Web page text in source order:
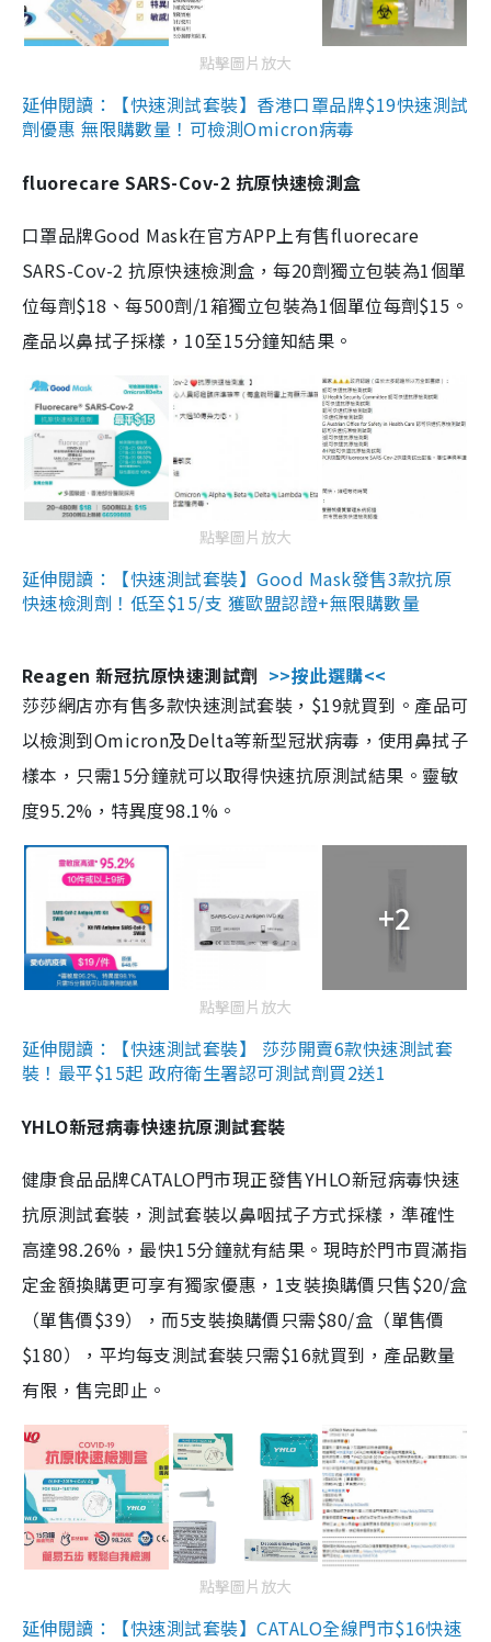
點擊圖片放大
延伸閱讀：【快速測試套裝】香港口罩品牌$19快速測試
劑優惠 無限購數量！可檢測Omicron病毒
fluorecare SARS-Cov-2 抗原快速檢測盒
口罩品牌Good Mask在官方APP上有售fluorecare
SARS-Cov-2 抗原快速檢測盒，每20劑獨立包裝為1個單
位每劑$18、每500劑/1箱獨立包裝為1個單位每劑$15。
產品以鼻拭子採樣，10至15分鐘知結果。
點擊圖片放大
延伸閱讀：【快速測試套裝】Good Mask發售3款抗原
快速檢測劑！低至$15/支 獲歐盟認證+無限購數量
Reagen 新冠抗原快速測試劑 >>按此選購<<
莎莎網店亦有售多款快速測試套裝，$19就買到。產品可
以檢測到Omicron及Delta等新型冠狀病毒，使用鼻拭子
樣本，只需15分鐘就可以取得快速抗原測試結果。靈敏
度95.2%，特異度98.1%。
+2
點擊圖片放大
延伸閱讀：【快速測試套裝】 莎莎開賣6款快速測試套
裝！最平$15起 政府衛生署認可測試劑買2送1
YHLO新冠病毒快速抗原測試套裝
健康食品品牌CATALO門市現正發售YHLO新冠病毒快速
抗原測試套裝，測試套裝以鼻咽拭子方式採樣，準確性
高達98.26%，最快15分鐘就有結果。現時於門市買滿指
定金額換購更可享有獨家優惠，1支裝換購價只售$20/盒
（單售價$39），而5支裝換購價只需$80/盒（單售價
$180），平均每支測試套裝只需$16就買到，產品數量
有限，售完即止。
點擊圖片放大
延伸閱讀：【快速測試套裝】CATALO全線門市$16快速